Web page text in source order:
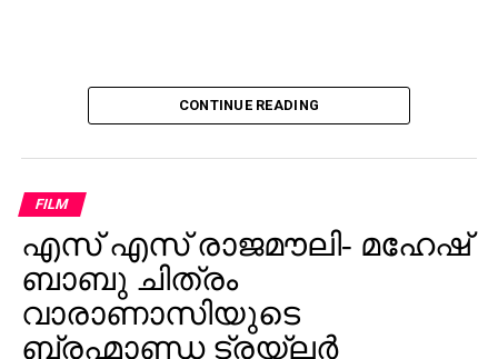
CONTINUE READING
FILM
എസ് എസ് രാജമൗലി- മഹേഷ്
ബാബു ചിത്രം
വാരാണാസിയുടെ
ബ്രഹ്മാണ്ഡ ട്രയ്ലർ